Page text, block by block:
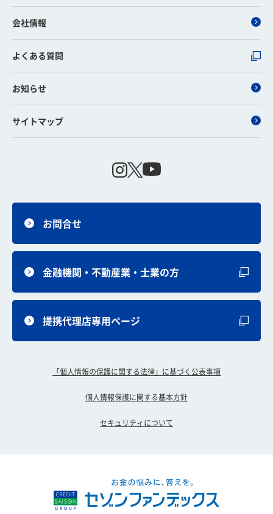
会社情報
よくある質問
お知らせ
サイトマップ
お問合せ
金融機関・不動産業・士業の方
提携代理店専用ページ
「個人情報の保護に関する法律」に基づく公表事項
個人情報保護に関する基本方針
セキュリティについて